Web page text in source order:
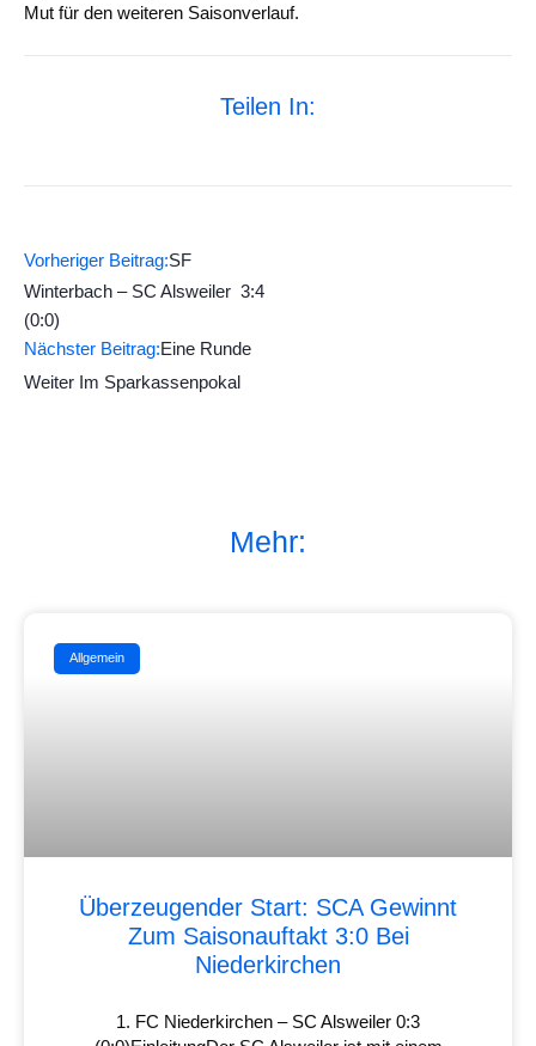
Mut für den weiteren Saisonverlauf.
Teilen In:
Vorheriger Beitrag:SF
Winterbach – SC Alsweiler 3:4
(0:0)
Nächster Beitrag:Eine Runde
Weiter Im Sparkassenpokal
Mehr:
Allgemein
Überzeugender Start: SCA Gewinnt
Zum Saisonauftakt 3:0 Bei
Niederkirchen
1. FC Niederkirchen – SC Alsweiler 0:3